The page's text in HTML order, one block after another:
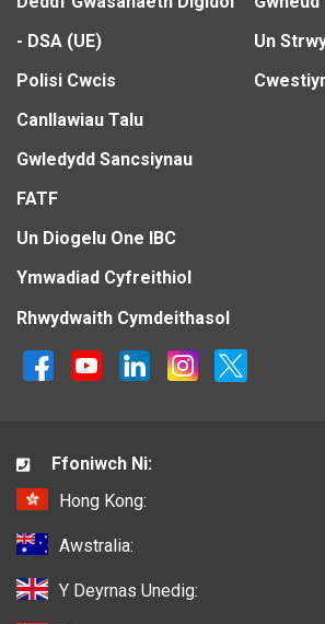
- DSA (UE)
Polisi Cwcis
Canllawiau Talu
Gwledydd Sancsiynau
FATF
Un Diogelu One IBC
Ymwadiad Cyfreithiol
Un
Rhwydwaith Cymdeithasol
Ffoniwch Ni:
Hong Kong:
Awstralia:
Y Deyrnas Unedig: